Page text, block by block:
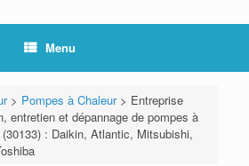
Menu
> Pompes à Chaleur> Entreprise
entretien et dépannage de pompes à
: Daikin, Atlantic, Mitsubishi,